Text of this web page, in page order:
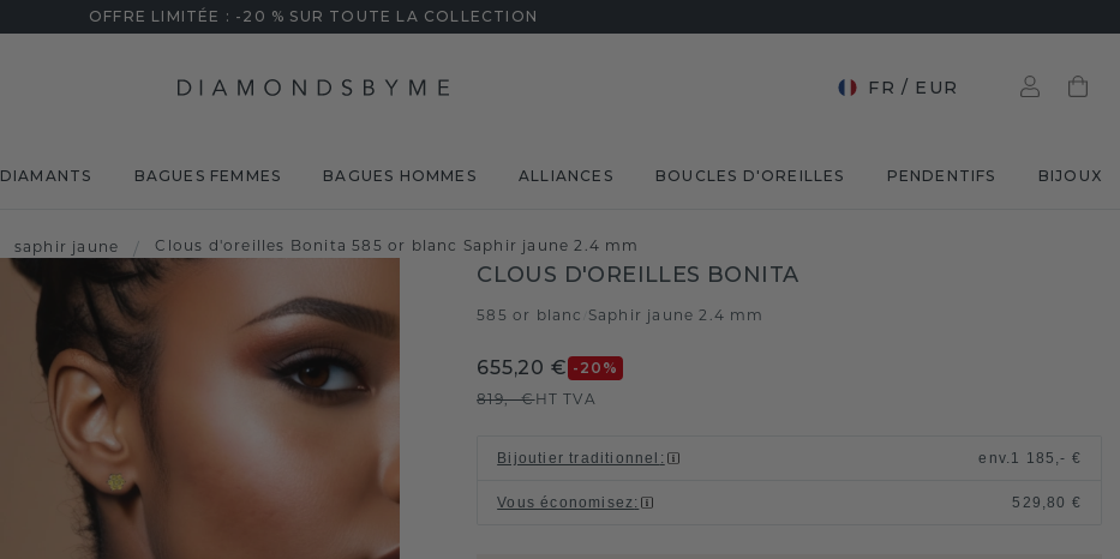
OFFRE LIMITÉE : -20 % SUR TOUTE LA COLLECTION
FR / EUR
DIAMANTS BAGUES FEMMES BAGUES HOMMES ALLIANCES BOUCLES D'OREILLES PENDENTIFS BIJOUX
saphir jaune / Clous d'oreilles Bonita 585 or blanc Saphir jaune 2.4 mm
CLOUS D'OREILLES BONITA
585 or blanc Saphir jaune 2.4 mm
655,20 € -20 %
819,- €HT TVA
Bijoutier traditionnel : env. 1 185,- €
Vous économisez: 529,80 €